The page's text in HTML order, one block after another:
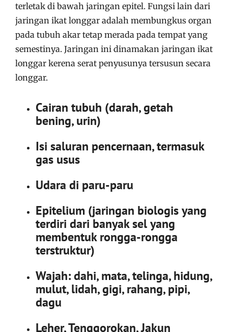
terletak di bawah jaringan epitel. Fungsi lain dari
jaringan ikat longgar adalah membungkus organ
pada tubuh akar tetap merada pada tempat yang
semestinya. Jaringan ini dinamakan jaringan ikat
longgar kerena serat penyusunya tersusun secara
longgar.
Cairan tubuh (darah, getah
bening, urin)
Isi saluran pencernaan, termasuk
gas usus
Udara di paru-paru
Epitelium (jaringan biologis yang
terdiri dari banyak sel yang
membentuk rongga-rongga
terstruktur)
Wajah: dahi, mata, telinga, hidung,
mulut, lidah, gigi, rahang, pipi,
dagu
Leher, Tenggorokan, Jakun